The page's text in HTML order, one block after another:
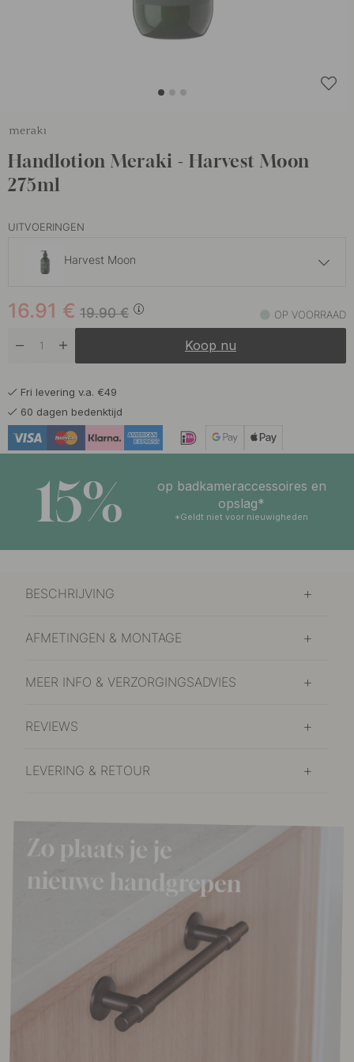
Handlotion Meraki - Harvest Moon
275ml
UITVOERINGEN
Harvest Moon
Northern Dawn Op voorraad
19.90€
16.91 € OP VOORRAAD
Koop nu
Fri levering v.a. €49
60 dagen bedenktijd
15%
op badkameraccessoires en
opslag*
*Geldt niet voor nieuwigheden
BESCHRIJVING
AFMETINGEN & MONTAGE
MEER INFO & VERZORGINGSADVIES
REVIEWS
LEVERING & RETOUR